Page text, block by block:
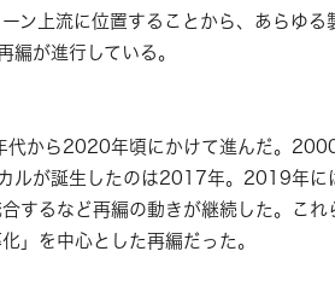
ン上流に位置することから、あらゆ
編が進行している。
から2020年頃にかけて進んだ。
ルが誕生したのは2017年。2019年
するなど再編の動きが継続した。こ
」を中心とした再編だった。